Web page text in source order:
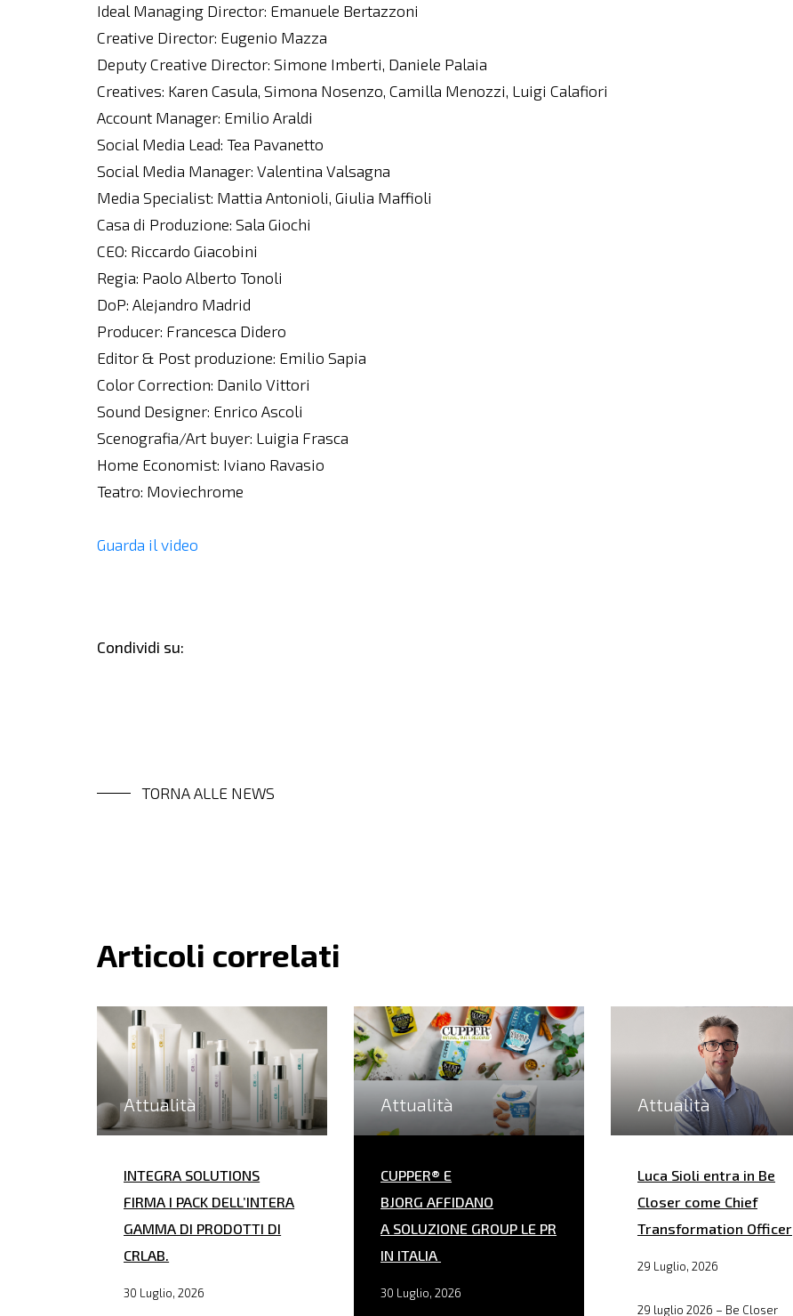
Ideal Managing Director: Emanuele Bertazzoni
Creative Director: Eugenio Mazza
Deputy Creative Director: Simone Imberti, Daniele Palaia
Creatives: Karen Casula, Simona Nosenzo, Camilla Menozzi, Luigi Calafiori
Account Manager: Emilio Araldi
Social Media Lead: Tea Pavanetto
Social Media Manager: Valentina Valsagna
Media Specialist: Mattia Antonioli, Giulia Maffioli
Casa di Produzione: Sala Giochi
CEO: Riccardo Giacobini
Regia: Paolo Alberto Tonoli
DoP: Alejandro Madrid
Producer: Francesca Didero
Editor & Post produzione: Emilio Sapia
Color Correction: Danilo Vittori
Sound Designer: Enrico Ascoli
Scenografia/Art buyer: Luigia Frasca
Home Economist: Iviano Ravasio
Teatro: Moviechrome
Guarda il video
Condividi su:
TORNA ALLE NEWS
Articoli correlati
Attualità
INTEGRA SOLUTIONS
FIRMA I PACK DELL’INTERA
GAMMA DI PRODOTTI DI
CRLAB.
30 Luglio, 2026
Attualità
CUPPER® E
BJORG AFFIDANO
A SOLUZIONE GROUP LE PR
IN ITALIA
30 Luglio, 2026
Attualità
Luca Sioli entra in Be
Closer come Chief
Transformation Officer
29 Luglio, 2026
29 luglio 2026 – Be Closer